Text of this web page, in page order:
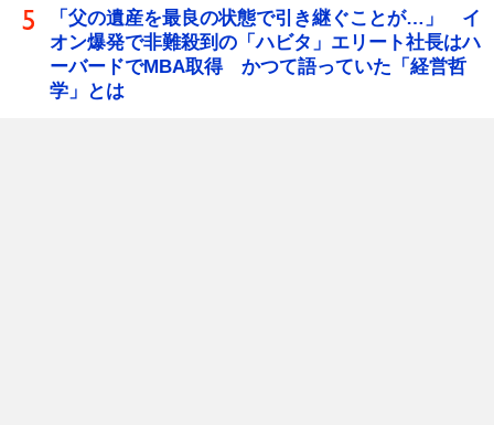
「父の遺産を最良の状態で引き継ぐことが…」 イ
オン爆発で非難殺到の「ハビタ」エリート社長はハ
ーバードでMBA取得 かつて語っていた「経営哲
学」とは